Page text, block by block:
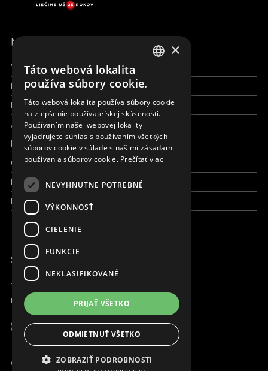
Slovensko
Apoteka + Pinakoteka
Pracujte s nami
MENU
Všetky formy pomoci
Financie a reporty
Pracujte s nami
Aktuálne
Kto sme
Čo robíme
Kde robíme
Kontaktujte nás
SME ONLINE
+421 917 827 827
info@magna.org
© Copyright MAGNA. 2001 - 2026
CZECH
FRENCH
×
Táto webová lokalita
používa súbory cookie.
Táto webová lokalita používa súbory cookie
na zlepšenie používateľskej skúsenosti.
Používaním našej webovej lokality
vyjadrujete súhlas s používaním všetkých
súborov cookie v súlade s našimi zásadami
používania súborov cookie. Prečítať viac
NEVYHNUTNE POTREBNÉ
VÝKONNOSŤ
CIELENIE
FUNKCIE
NEKLASIFIKOVANÉ
PRIJAŤ VŠETKO
ODMIETNUŤ VŠETKO
ZOBRAZIŤ PODROBNOSTI